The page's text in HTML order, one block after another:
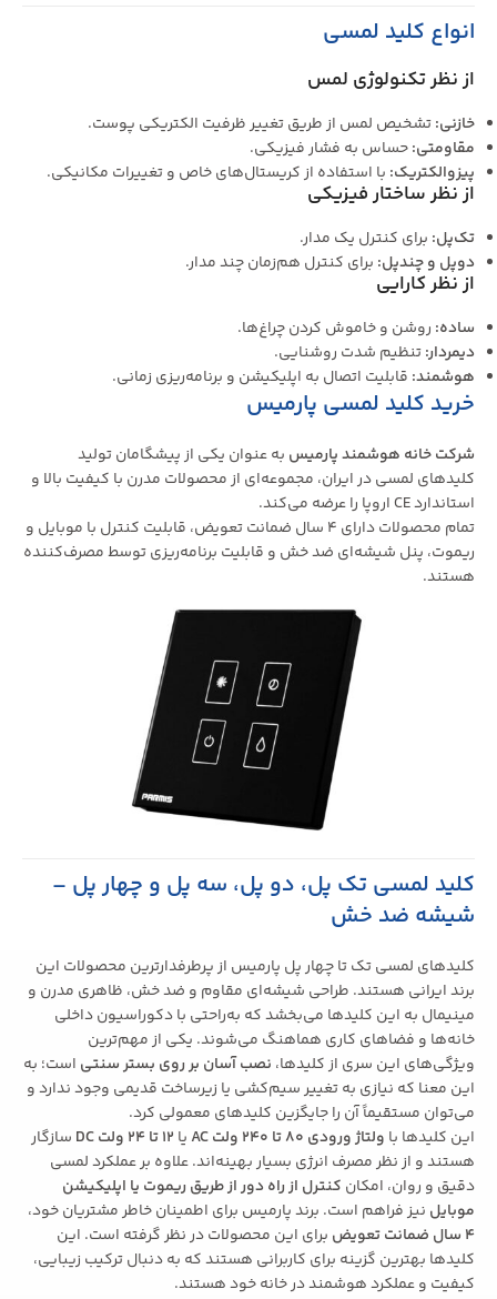
انواع کلید لمسی
از نظر تکنولوژی لمس
خازنی:تشخیص لمس از طریق تغییر ظرفیت الکتریکی پوست.
مقاومتی:حساس به فشار فیزیکی.
پیزوالکتریک: با استفاده از کریستال‌های خاص و تغییرات مکانیکی.
از نظر ساختار فیزیکی
تک‌پل: برای کنترل یک مدار.
دوپل و چندپل: برای کنترل هم‌زمان چند مدار.
از نظر کارایی
ساده: روشن و خاموش کردن چراغ‌ها.
دیمردار:تنظیم شدت روشنایی.
هوشمند: قابلیت اتصال به اپلیکیشن و برنامه‌ریزی زمانی.
خرید کلید لمسی پارمیس
شرکت خانه هوشمند پارمیس به عنوان یکی از پیشگامان تولید
کلیدهای لمسی در ایران، مجموعه‌ای از محصولات مدرن با کیفیت بالا و
استاندارد CE اروپا را عرضه می‌کند.
تمام محصولات دارای ۴ سال ضمانت تعویض، قابلیت کنترل با موبایل و
ریموت، پنل شیشه‌ای ضد خش و قابلیت برنامه‌ریزی توسط مصرف‌کننده
هستند.
کلید لمسی تک پل، دو پل، سه پل و چهار پل –
شیشه ضد خش
کلیدهای لمسی تک تا چهار پل پارمیس از پرطرفدارترین محصولات این
برند ایرانی هستند. طراحی شیشه‌ای مقاوم و ضد خش، ظاهری مدرن و
مینیمال به این کلیدها می‌بخشد که به‌راحتی با دکوراسیون داخلی
خانه‌ها و فضاهای کاری هماهنگ می‌شوند. یکی از مهم‌ترین
ویژگی‌های این سری از کلیدها، نصب آسان بر روی بستر سنتی است؛ به
این معنا که نیازی به تغییر سیم‌کشی یا زیرساخت قدیمی وجود ندارد و
می‌توان مستقیماً آن را جایگزین کلیدهای معمولی کرد.
این کلیدها با ولتاژ ورودی 80 تا 240 ولت یا 12تا 24 ولت
سازگار
هستند و از نظر مصرف انرژی بسیار بهینه‌اند. علاوه بر عملکرد لمسی
دقیق و روان، امکان کنترل از راه دور از طریق ریموت یا اپلیکیشن
موبایل نیز فراهم است. برند پارمیس برای اطمینان خاطر مشتریان خود،
۴ سال ضمانت تعویض برای این محصولات در نظر گرفته است. این
کلیدها بهترین گزینه برای کاربرانی هستند که به دنبال ترکیب زیبایی،
کیفیت و عملکرد هوشمند در خانه خود هستند.